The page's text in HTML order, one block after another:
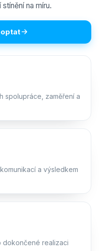
na míru.
spolupráce, zaměření a
a výsledkem
dokončené realizaci